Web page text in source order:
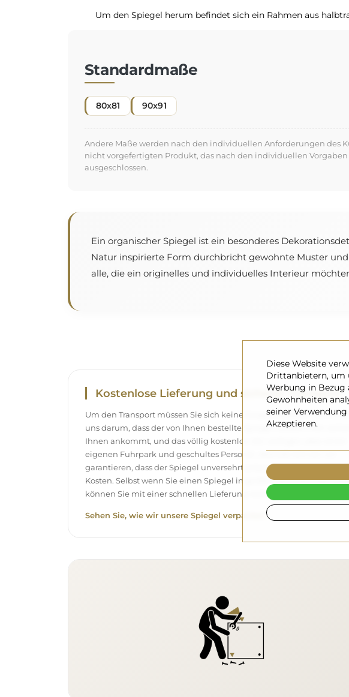
Um den Spiegel herum befindet sich ein Rahmen aus
Standardmaße
80x81 90x91
Andere Maße werden nach den individuellen Anforderungen des
nicht vorgefertigten Produkt, das nach den individuellen
ausgeschlossen.
Ein organischer Spiegel ist ein besonderes
Natur inspirierte Form durchbricht gewohnte Muster
alle, die ein originelles und individuelles Interieur
Kostenlose Lieferung und sicherer Transport
Um den Transport müssen Sie sich keine Sorgen machen – wir
uns darum, dass der von Ihnen bestellte Spiegel vollkommen sicher
Ihnen ankommt, und das völlig kostenlos. Wir verfügen über einen
eigenen Fuhrpark und geschultes Personal, deshalb können wir
garantieren, dass der Spiegel unversehrt ankommt, ohne
Kosten. Selbst wenn Sie einen Spiegel in großen Abmessungen
können Sie mit einer schnellen Lieferung rechnen.
Sehen Sie, wie wir unsere Spiegel verpacken.
Diese Website
Drittanbietern, um
Werbung in Bezug
Gewohnheiten
seiner
Akzeptieren.